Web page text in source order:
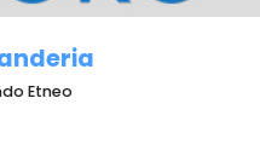
Etneo